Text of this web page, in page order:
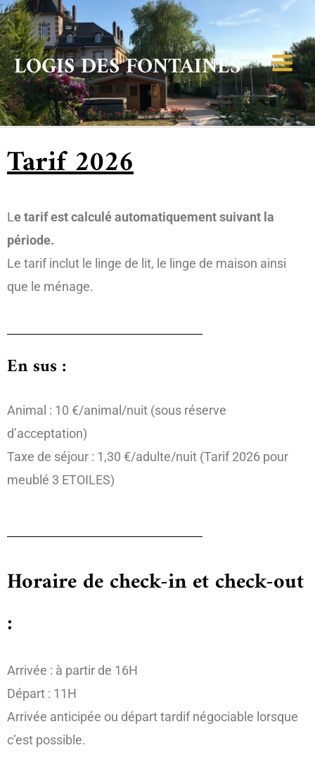
LOGIS DES FONTAINES
Tarif 2026
Le tarif est calculé automatiquement suivant la
période.
Le tarif inclut le linge de lit, le linge de maison ainsi
que le ménage.
En sus :
Animal : 10 €/animal/nuit (sous réserve
d’acceptation)
Taxe de séjour : 1,30 €/adulte/nuit (Tarif 2026 pour
meublé 3 ETOILES)
Horaire de check-in et check-out
:
Arrivée : à partir de 16H
Départ : 11H
Arrivée anticipée ou départ tardif négociable lorsque
c’est possible.